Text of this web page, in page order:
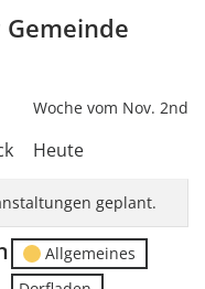
Woche vom Nov. 2nd
Heute
geplant.
Allgemeines